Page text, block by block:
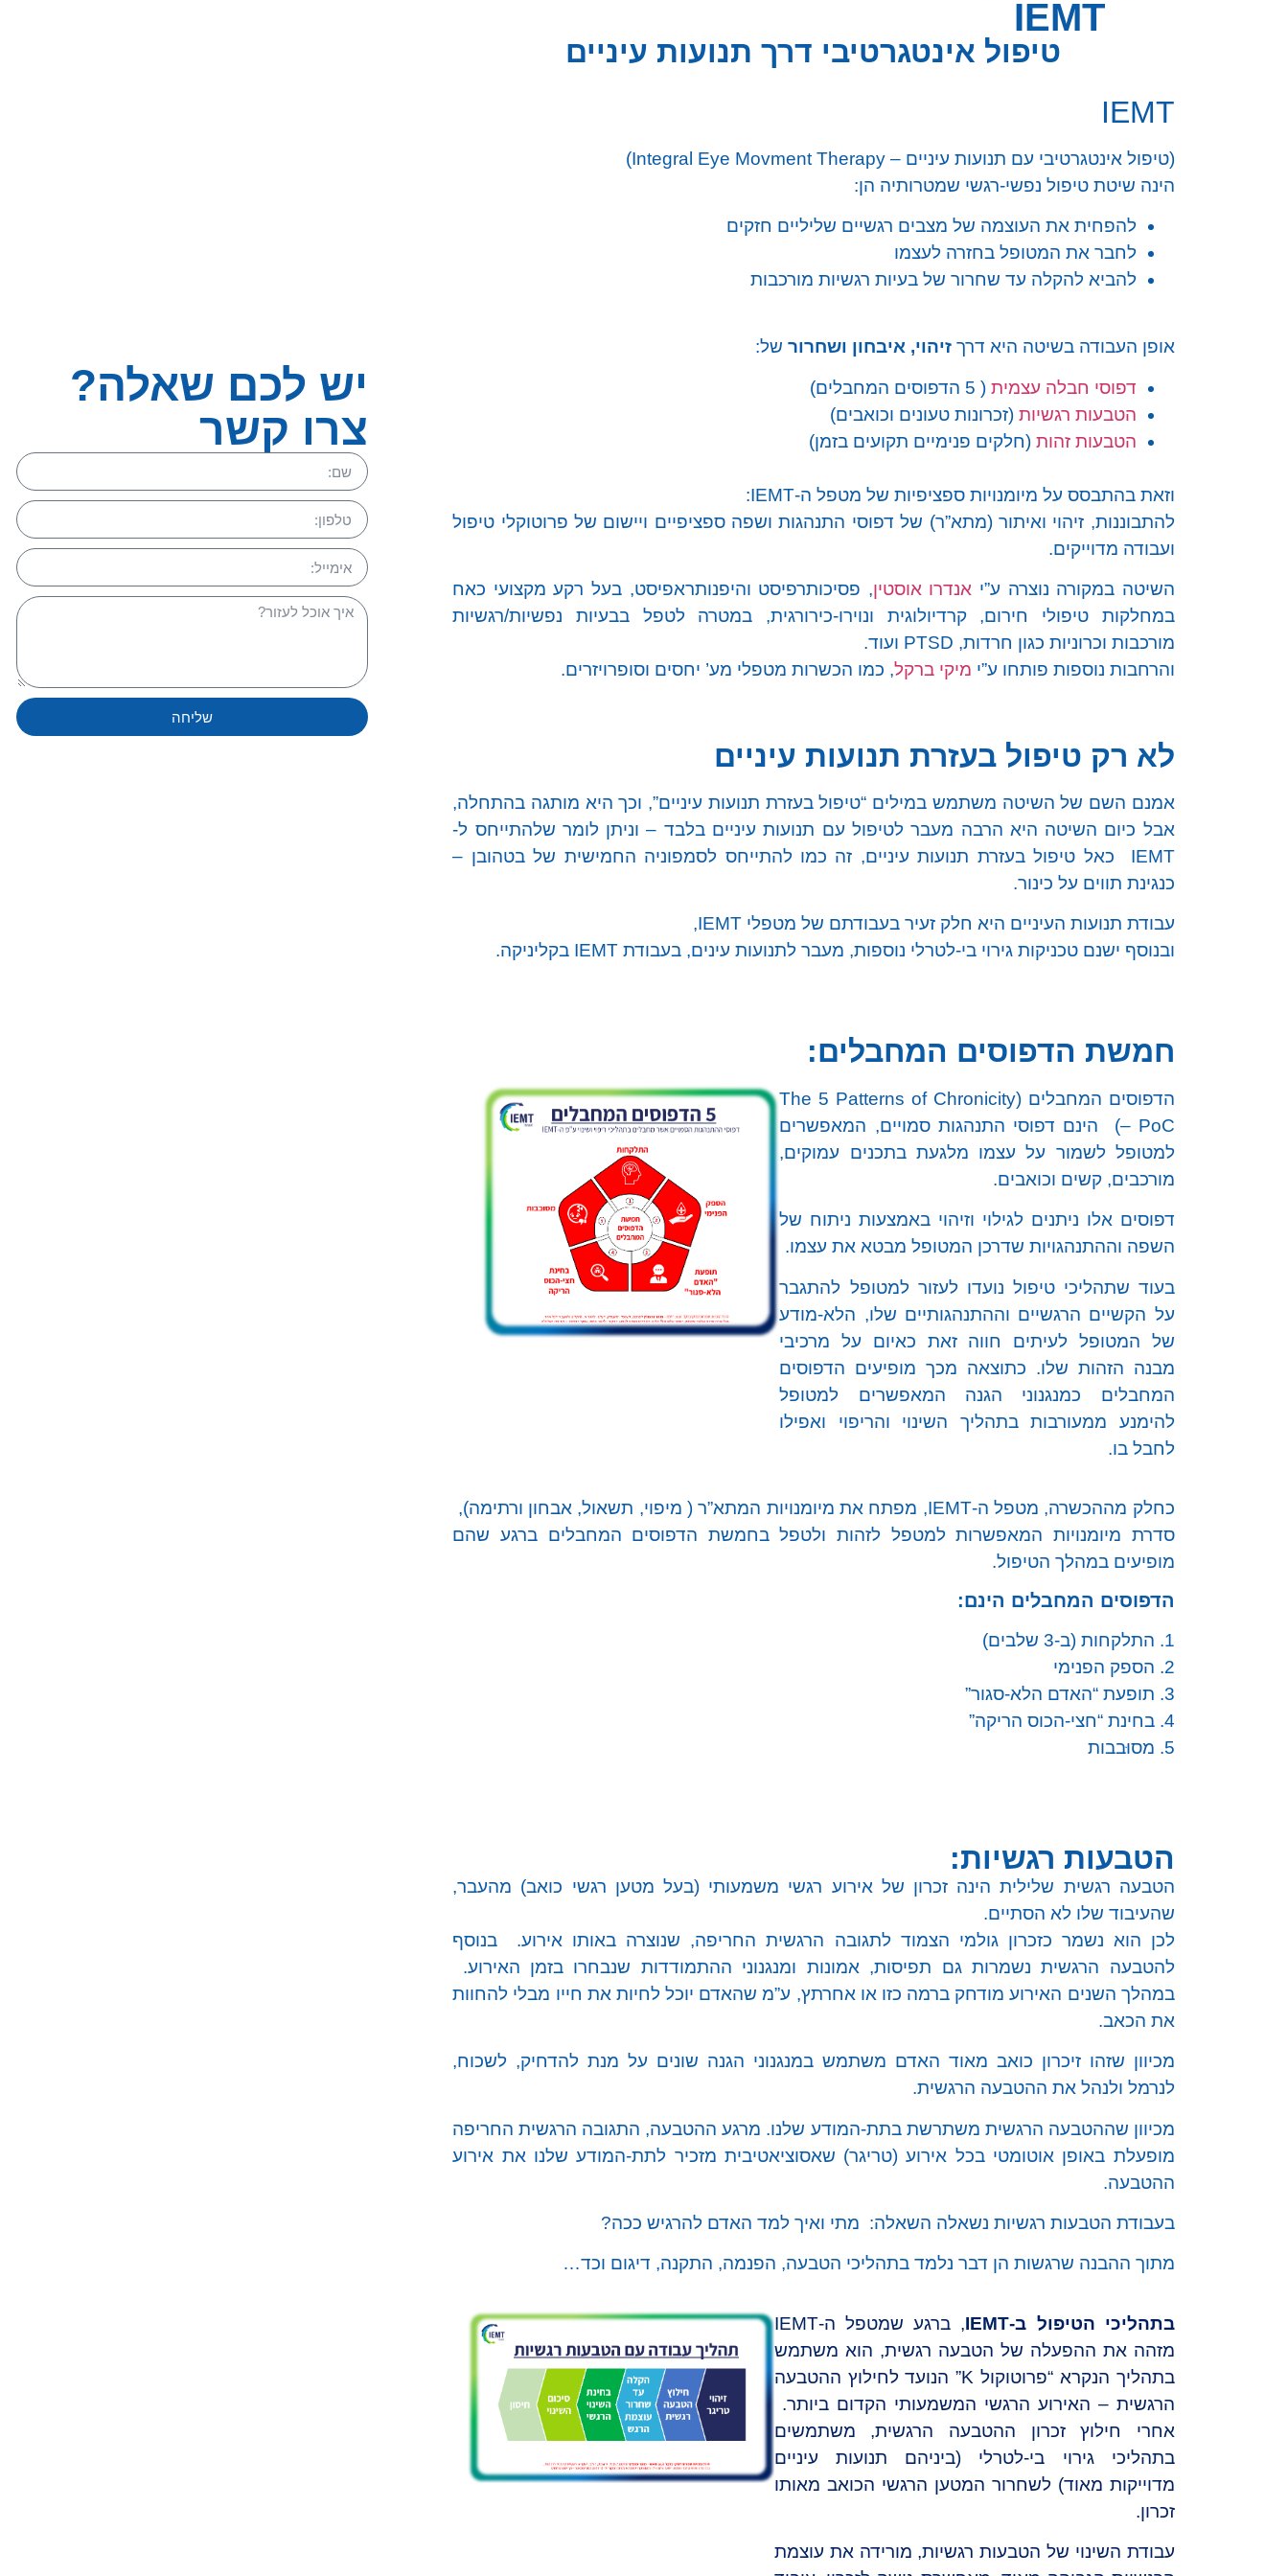
IEMT
טיפול אינטגרטיבי דרך תנועות עיניים
IEMT
(טיפול אינטגרטיבי עם תנועות עיניים – Integral Eye Movment Therapy)
הינה שיטת טיפול נפשי-רגשי שמטרותיה הן:
להפחית את העוצמה של מצבים רגשיים שליליים חזקים
לחבר את המטופל בחזרה לעצמו
להביא להקלה עד שחרור של בעיות רגשיות מורכבות
אופן העבודה בשיטה היא דרךזיהוי, איבחון ושחרור של:
דפוסי חבלה עצמית ( 5 הדפוסים המחבלים)
הטבעות רגשיות (זכרונות טעונים וכואבים)
הטבעות זהות (חלקים פנימיים תקועים בזמן)
וזאת בהתבסס על מיומנויות ספציפיות של מטפל ה-IEMT:
להתבוננות, זיהוי ואיתור (מתא”ר) של דפוסי התנהגות ושפה ספציפיים ויישום של פרוטוקלי טיפול
ועבודה מדוייקים.
השיטה במקורה נוצרה ע”י אנדרו אוסטין, פסיכותרפיסט והיפנותראפיסט, בעל רקע מקצועי כאח
במחלקות טיפולי חירום, קרדיולוגית ונוירו-כירורגית, במטרה לטפל בבעיות נפשיות/רגשיות
מורכבות וכרוניות כגון חרדות, PTSD ועוד.
והרחבות נוספות פותחו ע”י מיקי ברקל, כמו הכשרות מטפלי מע’ יחסים וסופרויזרים.
לא רק טיפול בעזרת תנועות עיניים
אמנם השם של השיטה משתמש במילים “טיפול בעזרת תנועות עיניים”, וכך היא מותגה בהתחלה,
אבל כיום השיטה היא הרבה מעבר לטיפול עם תנועות עיניים בלבד – וניתן לומר שלהתייחס ל-
IEMT כאל טיפול בעזרת תנועות עיניים, זה כמו להתייחס לסמפוניה החמישית של בטהובן –
כנגינת תווים על כינור.
עבודת תנועות העיניים היא חלק זעיר בעבודתם של מטפלי IEMT,
ובנוסף ישנם טכניקות גירוי בי-לטרלי נוספות, מעבר לתנועות עינים, בעבודת IEMT בקליניקה.
חמשת הדפוסים המחבלים:
הדפוסים המחבלים (The 5 Patterns of Chronicity
– PoC) הינם דפוסי התנהגות סמויים, המאפשרים
למטופל לשמור על עצמו מלגעת בתכנים עמוקים,
מורכבים, קשים וכואבים.
דפוסים אלו ניתנים לגילוי וזיהוי באמצעות ניתוח של
השפה וההתנהגויות שדרכן המטופל מבטא את עצמו.
בעוד שתהליכי טיפול נועדו לעזור למטופל להתגבר
על הקשיים הרגשיים וההתנהגותיים שלו, הלא-מודע
של המטופל לעיתים חווה זאת כאיום על מרכיבי
מבנה הזהות שלו. כתוצאה מכך מופיעים הדפוסים
המחבלים כמנגנוני הגנה המאפשרים למטופל
להימנע ממעורבות בתהליך השינוי והריפוי ואפילו
לחבל בו.
כחלק מההכשרה, מטפל ה-IEMT, מפתח את מיומנויות המתא”ר ( מיפוי, תשאול, אבחון ורתימה),
סדרת מיומנויות המאפשרות למטפל לזהות ולטפל בחמשת הדפוסים המחבלים ברגע שהם
מופיעים במהלך הטיפול.
הדפוסים המחבלים הינם:
1. התלקחות (ב-3 שלבים)
2. הספק הפנימי
3. תופעת “האדם הלא-סגור”
4. בחינת “חצי-הכוס הריקה”
5. מסוּבבות
הטבעות רגשיות:
הטבעה רגשית שלילית הינה זכרון של אירוע רגשי משמעותי (בעל מטען רגשי כואב) מהעבר,
שהעיבוד שלו לא הסתיים.
לכן הוא נשמר כזכרון גולמי הצמוד לתגובה הרגשית החריפה, שנוצרה באותו אירוע. בנוסף
להטבעה הרגשית נשמרות גם תפיסות, אמונות ומנגנוני ההתמודדות שנבחרו בזמן האירוע.
במהלך השנים האירוע מודחק ברמה כזו או אחרתץ, ע”מ שהאדם יוכל לחיות את חייו מבלי להחוות
את הכאב.
מכיוון שזהו זיכרון כואב מאוד האדם משתמש במנגנוני הגנה שונים על מנת להדחיק, לשכוח,
לנרמל ולנהל את ההטבעה הרגשית.
מכיוון שההטבעה הרגשית משתרשת בתת-המודע שלנו. מרגע ההטבעה, התגובה הרגשית החריפה
מופעלת באופן אוטומטי בכל אירוע (טריגר) שאסוציאטיבית מזכיר לתת-המודע שלנו את אירוע
ההטבעה.
בעבודת הטבעות רגשיות נשאלה השאלה: מתי ואיך למד האדם להרגיש ככה?
מתוך ההבנה שרגשות הן דבר נלמד בתהליכי הטבעה, הפנמה, התקנה, דיגום וכד…
בתהליכי הטיפול ב-IEMT
, ברגע שמטפל ה-IEMT
מזהה את ההפעלה של הטבעה רגשית, הוא משתמש
בתהליך הנקרא “פרוטוקול K” הנועד לחילוץ ההטבעה
הרגשית – האירוע הרגשי המשמעותי הקדום ביותר.
אחרי חילוץ זכרון ההטבעה הרגשית, משתמשים
בתהליכי גירוי בי-לטרלי (ביניהם תנועות עיניים
מדוייקות מאוד) לשחרור המטען הרגשי הכואב מאותו
זכרון.
עבודת השינוי של הטבעות רגשיות, מורידה את עוצמת
יש לכם שאלה?
צרו קשר
שליחה